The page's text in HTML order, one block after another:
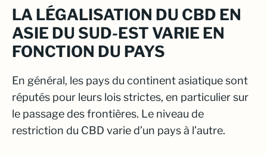
LA LÉGALISATION DU CBD EN
ASIE DU SUD-EST VARIE EN
FONCTION DU PAYS
En général, les pays du continent asiatique sont
réputés pour leurs lois strictes, en particulier sur
le passage des frontières. Le niveau de
restriction du CBD varie d’un pays à l’autre.